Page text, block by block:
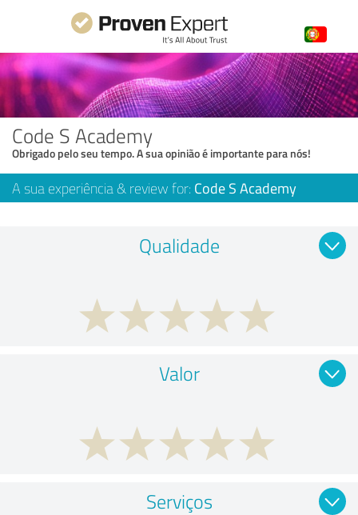
Code S Academy
Obrigado pelo seu tempo. A sua opinião é importante para nós!
A sua experiência & review for: Code S Academy
Qualidade
Valor
Serviços